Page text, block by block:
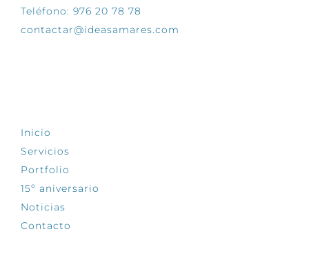
Teléfono: 976 20 78 78
contactar@ideasamares.com
Inicio
Servicios
Portfolio
15º aniversario
Noticias
Contacto